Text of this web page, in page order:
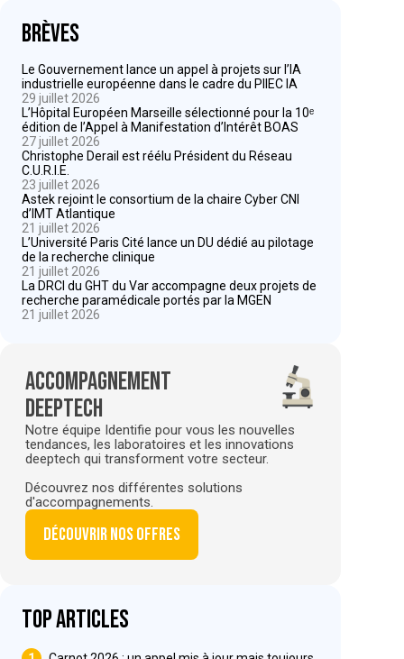
Brèves
Le Gouvernement lance un appel à projets sur l’IA
industrielle européenne dans le cadre du PIIEC IA
29 juillet 2026
L’Hôpital Européen Marseille sélectionné pour la 10ᵉ
édition de l’Appel à Manifestation d’Intérêt BOAS
27 juillet 2026
Christophe Derail est réélu Président du Réseau
C.U.R.I.E.
23 juillet 2026
Astek rejoint le consortium de la chaire Cyber CNI
d’IMT Atlantique
21 juillet 2026
L’Université Paris Cité lance un DU dédié au pilotage
de la recherche clinique
21 juillet 2026
La DRCI du GHT du Var accompagne deux projets de
recherche paramédicale portés par la MGEN
21 juillet 2026
Accompagnement
deeptech
Notre équipe Identifie pour vous les nouvelles
tendances, les laboratoires et les innovations
deeptech qui transforment votre secteur.
Découvrez nos différentes solutions
d'accompagnements.
Découvrir nos offres
Top articles